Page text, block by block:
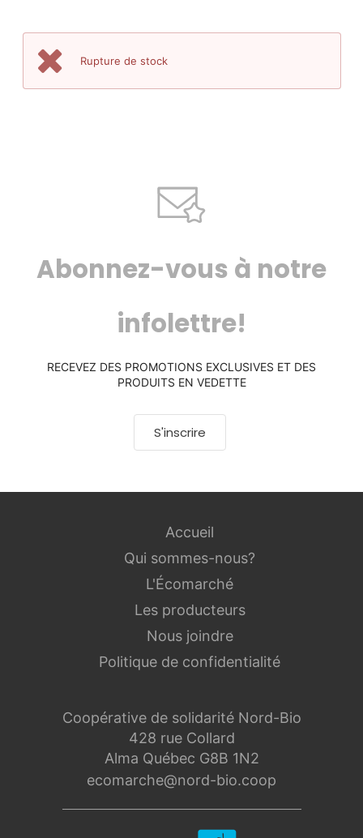
Rupture de stock
Abonnez-vous à notre
infolettre!
RECEVEZ DES PROMOTIONS EXCLUSIVES ET DES
PRODUITS EN VEDETTE
S'inscrire
Coopérative de solidarité Nord-Bio
428 rue Collard
Alma Québec G8B 1N2
ecomarche@nord-bio.coop
Accueil
Qui sommes-nous?
L'Écomarché
Les producteurs
Nous joindre
Politique de confidentialité